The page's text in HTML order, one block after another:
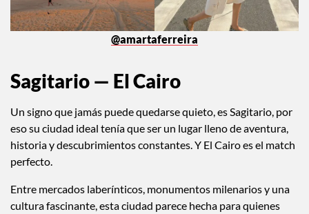
@amartaferreira
Sagitario — El Cairo
Un signo que jamás puede quedarse quieto, es Sagitario, por
eso su ciudad ideal tenía que ser un lugar lleno de aventura,
historia y descubrimientos constantes. Y El Cairo es el match
perfecto.
Entre mercados laberínticos, monumentos milenarios y una
cultura fascinante, esta ciudad parece hecha para quienes